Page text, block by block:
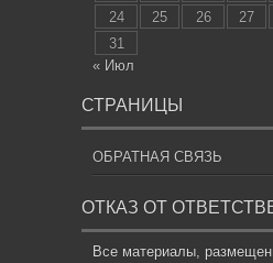
24
25 26 27
31
« Июл
СТРАНИЦЫ
ОБРАТНАЯ СВЯЗЬ
ОТКАЗ ОТ
Все материалы,